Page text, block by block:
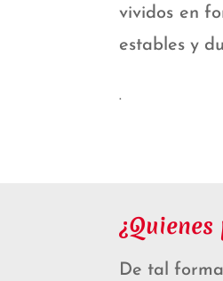
vividos en
estables y
.
De tal